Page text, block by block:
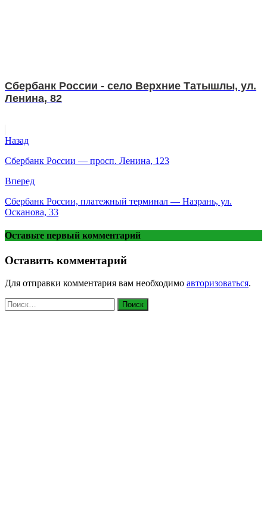
Сбербанк России - село Верхние Татышлы, ул.
Ленина, 82
Назад
Сбербанк России — просп. Ленина, 123
Вперед
Сбербанк России, платежный терминал — Назрань, ул.
Осканова, 33
Оставьте первый комментарий
Оставить комментарий
Для отправки комментария вам необходимо авторизоваться.
Найти: